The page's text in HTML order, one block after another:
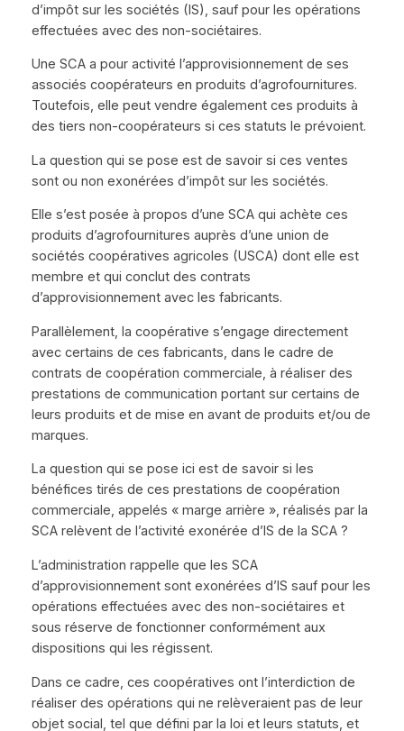
d’impôt sur les sociétés (IS), sauf pour les opérations
effectuées avec des non-sociétaires.
Une SCA a pour activité l’approvisionnement de ses
associés coopérateurs en produits d’agrofournitures.
Toutefois, elle peut vendre également ces produits à
des tiers non-coopérateurs si ces statuts le prévoient.
La question qui se pose est de savoir si ces ventes
sont ou non exonérées d’impôt sur les sociétés.
Elle s’est posée à propos d’une SCA qui achète ces
produits d’agrofournitures auprès d’une union de
sociétés coopératives agricoles (USCA) dont elle est
membre et qui conclut des contrats
d’approvisionnement avec les fabricants.
Parallèlement, la coopérative s’engage directement
avec certains de ces fabricants, dans le cadre de
contrats de coopération commerciale, à réaliser des
prestations de communication portant sur certains de
leurs produits et de mise en avant de produits et/ou de
marques.
La question qui se pose ici est de savoir si les
bénéfices tirés de ces prestations de coopération
commerciale, appelés « marge arrière », réalisés par la
SCA relèvent de l’activité exonérée d’IS de la SCA ?
L’administration rappelle que les SCA
d’approvisionnement sont exonérées d’IS sauf pour les
opérations effectuées avec des non-sociétaires et
sous réserve de fonctionner conformément aux
dispositions qui les régissent.
Dans ce cadre, ces coopératives ont l’interdiction de
réaliser des opérations qui ne relèveraient pas de leur
objet social, tel que défini par la loi et leurs statuts, et